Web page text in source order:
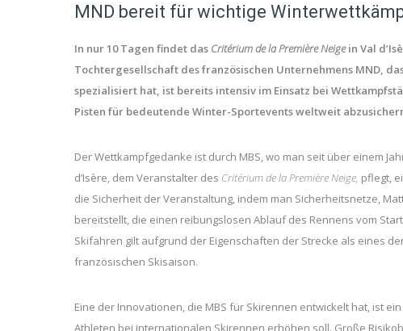
MND bereit für wichtige
In nur 10 Tagen findet das Critérium de la Première Neigein Val
Tochtergesellschaft des französischen Unternehmens MND,
spezialisiert hat, ist bereits intensiv im Einsatz bei
Pisten für bedeutende Winter-Sportevents weltweit
Der Wettkampfgedanke ist durch MBS, wo man seit über einem
d’Isère, dem Veranstalter des Critérium de la Première Neige, pflegt,
die Sicherheit der Veranstaltung, indem man Sicherheitsnetze,
bereitstellt, die einen reibungslosen Ablauf des Rennens vom
Skifahren gilt aufgrund der Eigenschaften der Strecke als eines
französischen Skisaison.
Eine der Innovationen, die MBS für Skirennen entwickelt hat, ist
Athleten bei internationalen Skirennen erhöhen soll. Große